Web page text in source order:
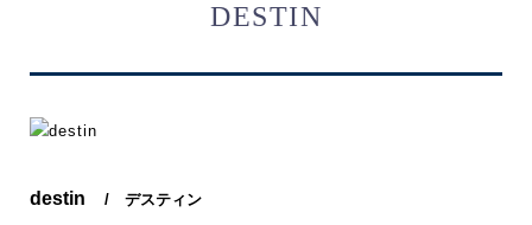
DESTIN
destin / デスティン